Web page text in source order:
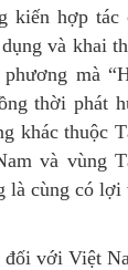
kiến hợp tác
và khai
mà
thời phát
khác thuộc
và vùng
là cùng có lợi
đối với Việt